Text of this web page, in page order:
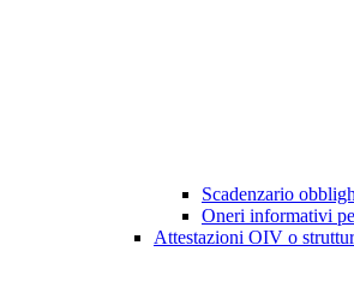
Scadenzario
Oneri informativi
Attestazioni OIV o